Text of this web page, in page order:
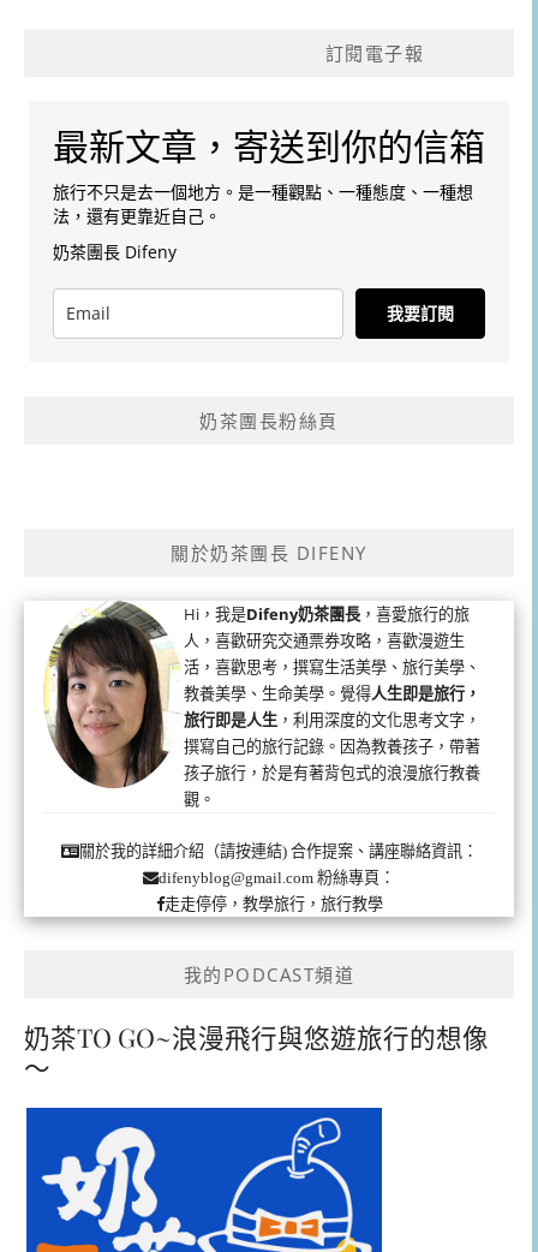
訂閱電子報
最新文章，寄送到你的信箱
旅行不只是去一個地方。是一種觀點、一種態度、一種想
法，還有更靠近自己。
奶茶團長 Difeny
我要訂閱
奶茶團長粉絲頁
關於奶茶團長 DIFENY
Hi，我是Difeny奶茶團長 ，喜愛旅行的旅
人，喜歡研究交通票券攻略，喜歡漫遊生
活，喜歡思考，撰寫生活美學、旅行美學、
教養美學、生命美學。覺得人生即是旅行，
旅行即是人生 ，利用深度的文化思考文字，
撰寫自己的旅行記錄。因為教養孩子，帶著
孩子旅行，於是有著背包式的浪漫旅行教養
觀。
關於我的詳細介紹（請按連結)合作提案、講座聯絡資訊：
difenyblog@gmail.com 粉絲專頁：
走走停停，教學旅行，旅行教學
我的PODCAST頻道
奶茶TO GO~浪漫飛行與悠遊旅行的想像
～